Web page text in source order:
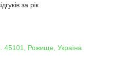
за рік
45101, Рожище, Україна